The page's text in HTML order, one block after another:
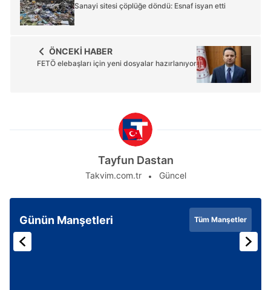
Sanayi sitesi çöplüğe döndü: Esnaf isyan etti
ÖNCEKİ HABER
FETÖ elebaşları için yeni dosyalar hazırlanıyor
Tayfun Dastan
Takvim.com.tr Güncel
Günün Manşetleri Tüm Manşetler